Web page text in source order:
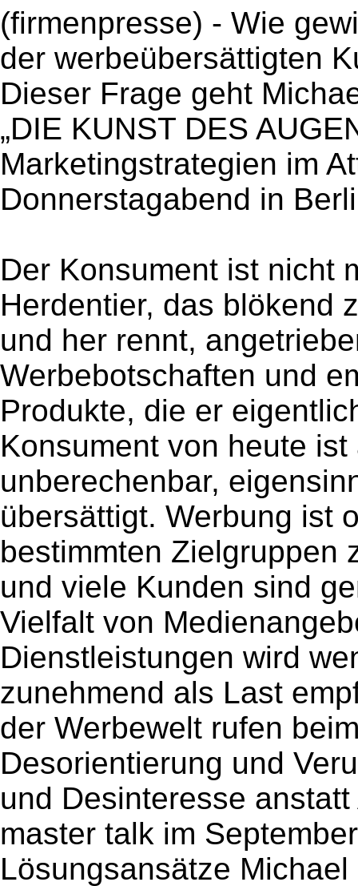
(firmenpresse) - Wie
der werbeübersättigten
Dieser Frage geht
„DIE KUNST DES
Marketingstrategien im
Donnerstagabend in
Der Konsument ist nicht
Herdentier, das blökend
und her rennt,
Werbebotschaften und
Produkte, die er
Konsument von heute
unberechenbar,
übersättigt. Werbung ist
bestimmten Zielgruppen
und viele Kunden sind
Vielfalt von
Dienstleistungen wird
zunehmend als Last
der Werbewelt rufen
Desorientierung und
und Desinteresse
master talk im
Lösungsansätze